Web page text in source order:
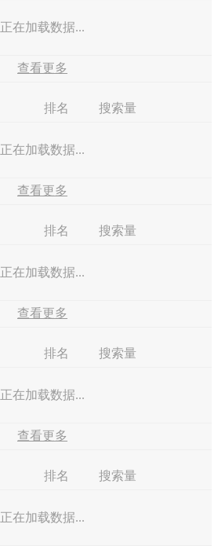
正在加载数据...
查看更多
排名 搜索量
正在加载数据...
查看更多
排名 搜索量
正在加载数据...
查看更多
排名 搜索量
正在加载数据...
查看更多
排名 搜索量
正在加载数据...